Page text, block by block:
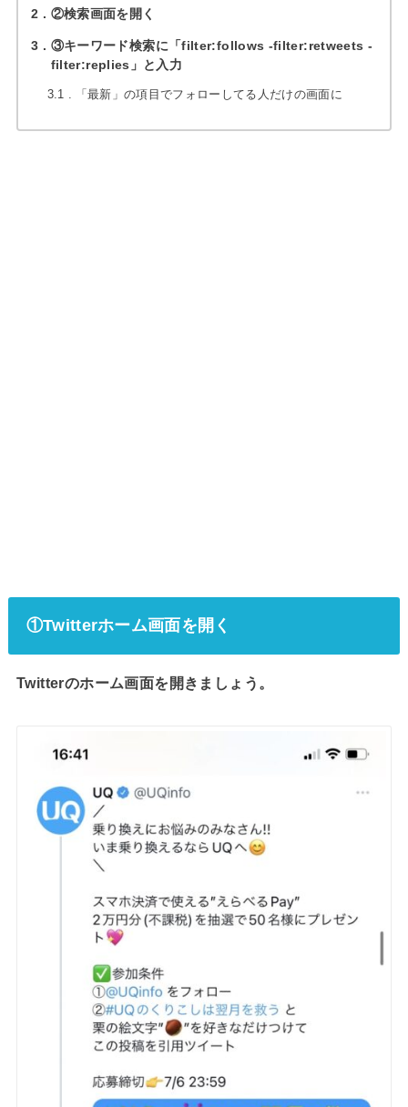
2 ②検索画面を開く
3
③キーワード検索に「filter:follows -filter:retweets -
filter:replies」と入力
3.1 「最新」の項目でフォローしてる人だけの画面に
①Twitterホーム画面を開く
Twitterのホーム画面を開きましょう。